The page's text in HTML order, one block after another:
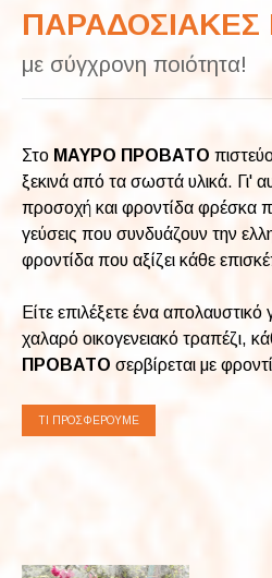
ΠΑΡΑΔΟΣΙΑΚΕΣ
με σύγχρονη ποιότητα!
Στο ΜΑΥΡΟ ΠΡΟΒΑΤΟ
ξεκινά από τα σωστά υλικά. Γι'
προσοχή και φροντίδα φρέσκα
γεύσεις που συνδυάζουν την
φροντίδα που αξίζει κάθε
Είτε επιλέξετε ένα απολαυστικό
χαλαρό οικογενειακό τραπέζι,
ΠΡΟΒΑΤΟ σερβίρεται με
ΤΙ ΠΡΟΣΦΈΡΟΥΜΕ